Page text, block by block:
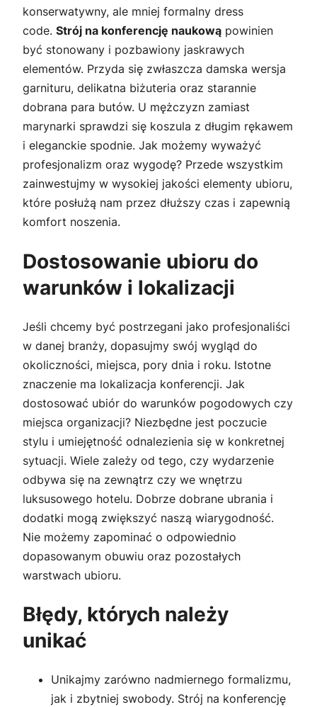
konserwatywny, ale mniej formalny dress
code. Strój na konferencję naukową powinien
być stonowany i pozbawiony jaskrawych
elementów. Przyda się zwłaszcza damska wersja
garnituru, delikatna biżuteria oraz starannie
dobrana para butów. U mężczyzn zamiast
marynarki sprawdzi się koszula z długim rękawem
i eleganckie spodnie. Jak możemy wyważyć
profesjonalizm oraz wygodę? Przede wszystkim
zainwestujmy w wysokiej jakości elementy ubioru,
które posłużą nam przez dłuższy czas i zapewnią
komfort noszenia.
Dostosowanie ubioru do
warunków i lokalizacji
Jeśli chcemy być postrzegani jako profesjonaliści
w danej branży, dopasujmy swój wygląd do
okoliczności, miejsca, pory dnia i roku. Istotne
znaczenie ma lokalizacja konferencji. Jak
dostosować ubiór do warunków pogodowych czy
miejsca organizacji? Niezbędne jest poczucie
stylu i umiejętność odnalezienia się w konkretnej
sytuacji. Wiele zależy od tego, czy wydarzenie
odbywa się na zewnątrz czy we wnętrzu
luksusowego hotelu. Dobrze dobrane ubrania i
dodatki mogą zwiększyć naszą wiarygodność.
Nie możemy zapominać o odpowiednio
dopasowanym obuwiu oraz pozostałych
warstwach ubioru.
Błędy, których należy
unikać
Unikajmy zarówno nadmiernego formalizmu,
jak i zbytniej swobody. Strój na konferencję